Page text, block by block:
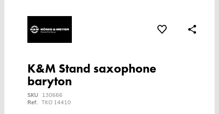
K&M Stand saxophone
baryton
SKU
130666
Ref. TKO 14410